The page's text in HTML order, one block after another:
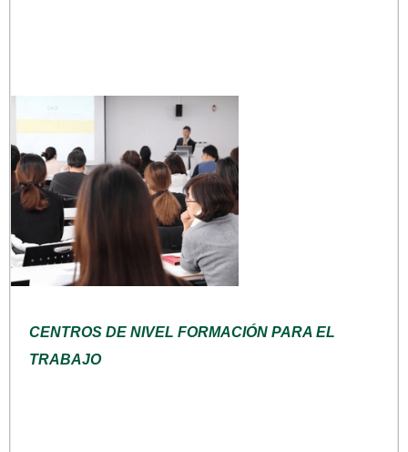
CENTROS DE NIVEL FORMACIÓN PARA EL
TRABAJO